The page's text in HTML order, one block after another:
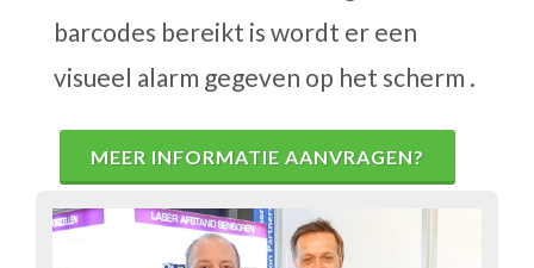
barcodes bereikt is wordt er een
visueel alarm gegeven op het scherm .
MEER INFORMATIE AANVRAGEN?